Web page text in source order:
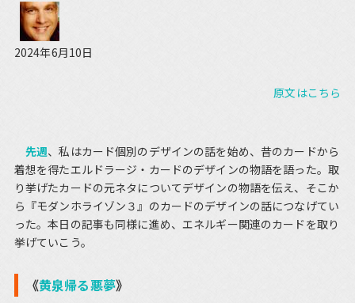
2024年6月10日
原文はこちら
先週、私はカード個別のデザインの話を始め、昔のカードから
着想を得たエルドラージ・カードのデザインの物語を語った。取
り挙げたカードの元ネタについてデザインの物語を伝え、そこか
ら『モダンホライゾン３』のカードのデザインの話につなげてい
った。本日の記事も同様に進め、エネルギー関連のカードを取り
挙げていこう。
《黄泉帰る悪夢》